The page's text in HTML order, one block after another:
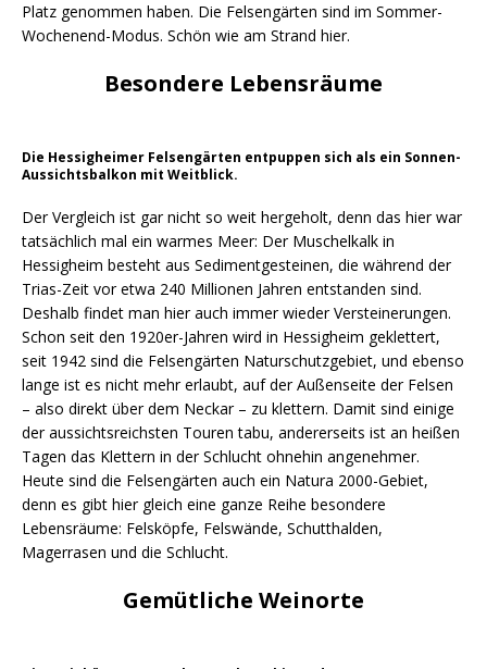
Platz genommen haben. Die Felsengärten sind im Sommer-
Wochenend-Modus. Schön wie am Strand hier.
Besondere Lebensräume
Die Hessigheimer Felsengärten entpuppen sich als ein Sonnen-
Aussichtsbalkon mit Weitblick.
Der Vergleich ist gar nicht so weit hergeholt, denn das hier war
tatsächlich mal ein warmes Meer: Der Muschelkalk in
Hessigheim besteht aus Sedimentgesteinen, die während der
Trias-Zeit vor etwa 240 Millionen Jahren entstanden sind.
Deshalb findet man hier auch immer wieder Versteinerungen.
Schon seit den 1920er-Jahren wird in Hessigheim geklettert,
seit 1942 sind die Felsengärten Naturschutzgebiet, und ebenso
lange ist es nicht mehr erlaubt, auf der Außenseite der Felsen
– also direkt über dem Neckar – zu klettern. Damit sind einige
der aussichtsreichsten Touren tabu, andererseits ist an heißen
Tagen das Klettern in der Schlucht ohnehin angenehmer.
Heute sind die Felsengärten auch ein Natura 2000-Gebiet,
denn es gibt hier gleich eine ganze Reihe besondere
Lebensräume: Felsköpfe, Felswände, Schutthalden,
Magerrasen und die Schlucht.
Gemütliche Weinorte